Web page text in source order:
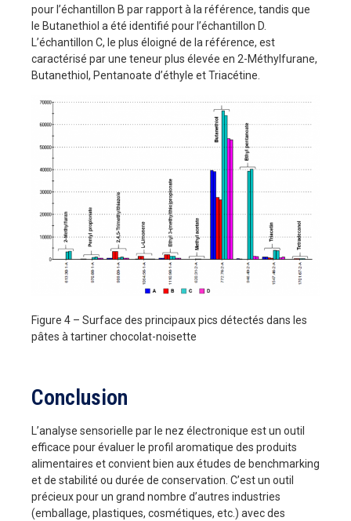
pour l’échantillon B par rapport à la référence, tandis que
le Butanethiol a été identifié pour l’échantillon D.
L’échantillon C, le plus éloigné de la référence, est
caractérisé par une teneur plus élevée en 2-Méthylfurane,
Butanethiol, Pentanoate d’éthyle et Triacétine.
Figure 4 – Surface des principaux pics détectés dans les
pâtes à tartiner chocolat-noisette
Conclusion
L’analyse sensorielle par le nez électronique est un outil
efficace pour évaluer le profil aromatique des produits
alimentaires et convient bien aux études de benchmarking
et de stabilité ou durée de conservation. C’est un outil
précieux pour un grand nombre d’autres industries
(emballage, plastiques, cosmétiques, etc.) avec des